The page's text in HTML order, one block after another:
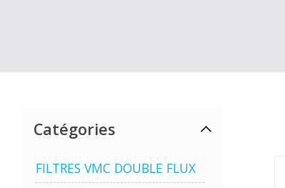
Catégories
FILTRES VMC DOUBLE FLUX